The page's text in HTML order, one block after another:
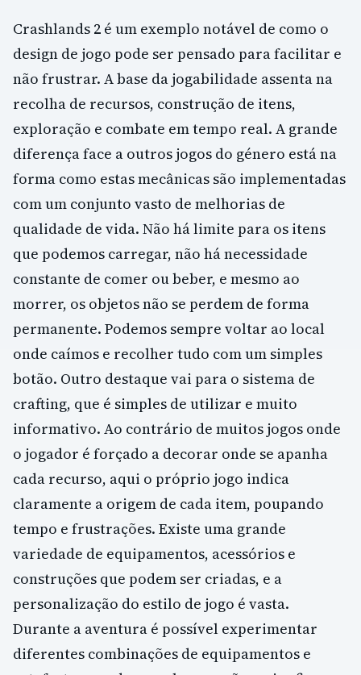
Crashlands 2 é um exemplo notável de como o
design de jogo pode ser pensado para facilitar e
não frustrar. A base da jogabilidade assenta na
recolha de recursos, construção de itens,
exploração e combate em tempo real. A grande
diferença face a outros jogos do género está na
forma como estas mecânicas são implementadas
com um conjunto vasto de melhorias de
qualidade de vida. Não há limite para os itens
que podemos carregar, não há necessidade
constante de comer ou beber, e mesmo ao
morrer, os objetos não se perdem de forma
permanente. Podemos sempre voltar ao local
onde caímos e recolher tudo com um simples
botão. Outro destaque vai para o sistema de
crafting, que é simples de utilizar e muito
informativo. Ao contrário de muitos jogos onde
o jogador é forçado a decorar onde se apanha
cada recurso, aqui o próprio jogo indica
claramente a origem de cada item, poupando
tempo e frustrações. Existe uma grande
variedade de equipamentos, acessórios e
construções que podem ser criadas, e a
personalização do estilo de jogo é vasta.
Durante a aventura é possível experimentar
diferentes combinações de equipamentos e